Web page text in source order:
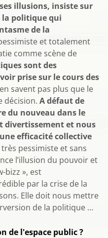
illusions, insiste sur
la politique qui
de la
et totalement
comme scène de
sont des
prise sur le cours des
savent pas plus que le
décision. A défaut de
du nouveau dans le
divertissement et nous
efficacité collective
pessimiste et sans
l’illusion du pouvoir et
bizz », est
par la crise de la
Elle doit nous mettre
de la politique …
de l'espace public ?